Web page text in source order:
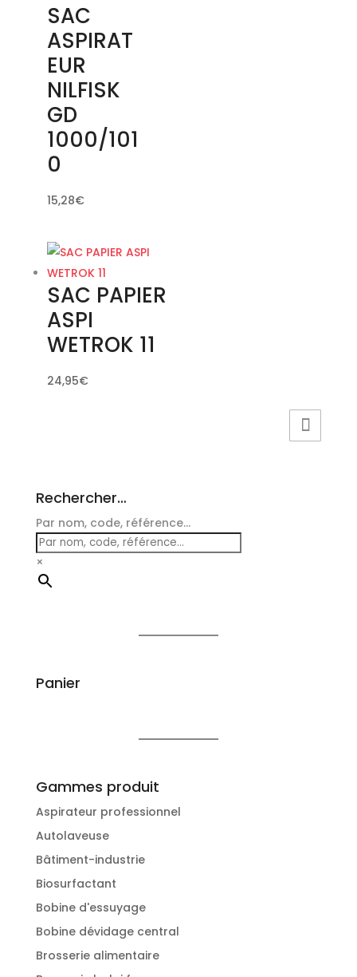
SAC
ASPIRAT
EUR
NILFISK
GD
1000/101
0
15,28€
SAC PAPIER
ASPI
WETROK 11
24,95€
Rechercher…
Par nom, code, référence...
×
Panier
Gammes produit
Aspirateur professionnel
Autolaveuse
Bâtiment-industrie
Biosurfactant
Bobine d'essuyage
Bobine dévidage central
Brosserie alimentaire